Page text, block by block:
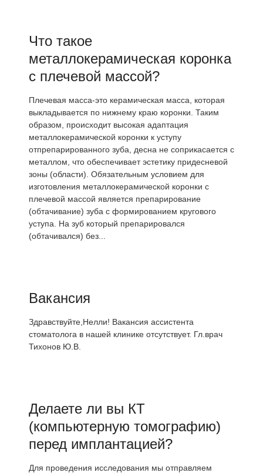
Что такое
металлокерамическая коронка
с плечевой массой?
Плечевая масса-это керамическая масса, которая
выкладывается по нижнему краю коронки. Таким
образом, происходит высокая адаптация
металлокерамической коронки к уступу
отпрепарированного зуба, десна не соприкасается с
металлом, что обеспечивает эстетику придесневой
зоны (области). Обязательным условием для
изготовления металлокерамической коронки с
плечевой массой является препарирование
(обтачивание) зуба с формированием кругового
уступа. На зуб который препарировался
(обтачивался) без...
Вакансия
Здравствуйте,Нелли! Вакансия ассистента
стоматолога в нашей клинике отсутствует. Гл.врач
Тихонов Ю.В.
Делаете ли вы КТ
(компьютерную томографию)
перед имплантацией?
Для проведения исследования мы отправляем